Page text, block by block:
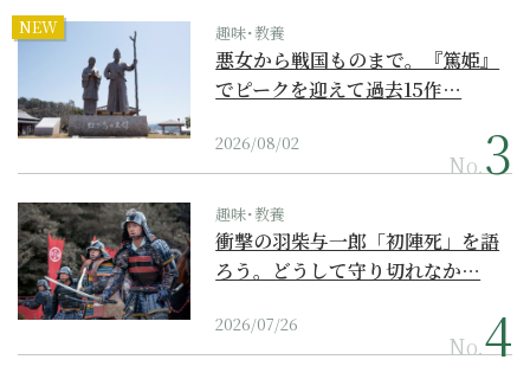
NEW 趣味･教養
悪女から戦国ものまで。『篤姫』
でピークを迎えて過去15作…
2026/08/02
No.
趣味･教養
衝撃の羽柴与一郎「初陣死」を語
ろう。どうして守り切れなか…
2026/07/26
No.